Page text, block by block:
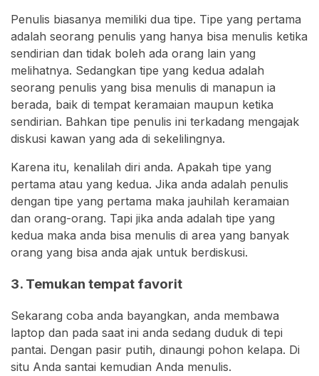
Penulis biasanya memiliki dua tipe. Tipe yang pertama
adalah seorang penulis yang hanya bisa menulis ketika
sendirian dan tidak boleh ada orang lain yang
melihatnya. Sedangkan tipe yang kedua adalah
seorang penulis yang bisa menulis di manapun ia
berada, baik di tempat keramaian maupun ketika
sendirian. Bahkan tipe penulis ini terkadang mengajak
diskusi kawan yang ada di sekelilingnya.
Karena itu, kenalilah diri anda. Apakah tipe yang
pertama atau yang kedua. Jika anda adalah penulis
dengan tipe yang pertama maka jauhilah keramaian
dan orang-orang. Tapi jika anda adalah tipe yang
kedua maka anda bisa menulis di area yang banyak
orang yang bisa anda ajak untuk berdiskusi.
3. Temukan tempat favorit
Sekarang coba anda bayangkan, anda membawa
laptop dan pada saat ini anda sedang duduk di tepi
pantai. Dengan pasir putih, dinaungi pohon kelapa. Di
situ Anda santai kemudian Anda menulis.